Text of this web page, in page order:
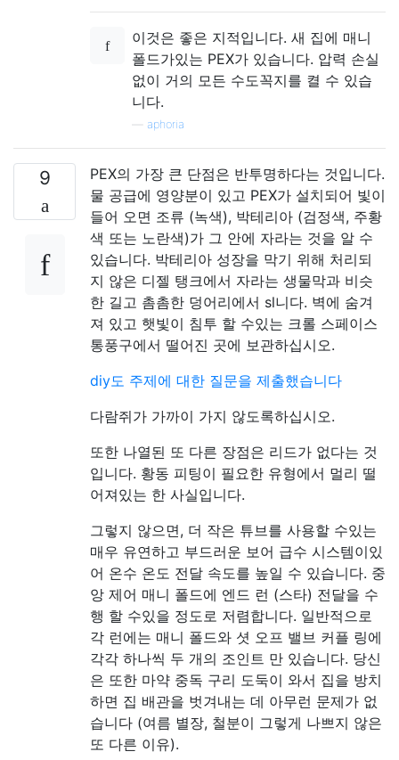
이것은 좋은 지적입니다. 새 집에 매니
폴드가있는 PEX가 있습니다. 압력 손실
없이 거의 모든 수도꼭지를 켤 수 있습
니다.
aphoria
9
PEX의 가장 큰 단점은 반투명하다는 것입니다.
물 공급에 영양분이 있고 PEX가 설치되어 빛이
들어 오면 조류 (녹색), 박테리아 (검정색, 주황
색 또는 노란색)가 그 안에 자라는 것을 알 수
있습니다. 박테리아 성장을 막기 위해 처리되
지 않은 디젤 탱크에서 자라는 생물막과 비슷
한 길고 촘촘한 덩어리에서 sl니다. 벽에 숨겨
져 있고 햇빛이 침투 할 수있는 크롤 스페이스
통풍구에서 떨어진 곳에 보관하십시오.
diy도 주제에 대한 질문을 제출했습니다
다람쥐가 가까이 가지 않도록하십시오.
또한 나열된 또 다른 장점은 리드가 없다는 것
입니다. 황동 피팅이 필요한 유형에서 멀리 떨
어져있는 한 사실입니다.
그렇지 않으면, 더 작은 튜브를 사용할 수있는
매우 유연하고 부드러운 보어 급수 시스템이있
어 온수 온도 전달 속도를 높일 수 있습니다. 중
앙 제어 매니 폴드에 엔드 런 (스타) 전달을 수
행 할 수있을 정도로 저렴합니다. 일반적으로
각 런에는 매니 폴드와 셧 오프 밸브 커플 링에
각각 하나씩 두 개의 조인트 만 있습니다. 당신
은 또한 마약 중독 구리 도둑이 와서 집을 방치
하면 집 배관을 벗겨내는 데 아무런 문제가 없
습니다 (여름 별장, 철분이 그렇게 나쁘지 않은
또 다른 이유).